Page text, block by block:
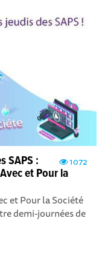
1072
SAPS :
et Pour la
et Pour la Société
demi-journées de